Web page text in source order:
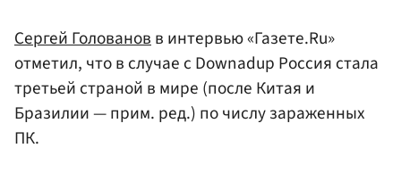
Сергей Головановв интервью «Газете.Ru»
отметил, что в случае с Downadup Россия стала
третьей страной в мире (после Китая и
Бразилии — прим. ред.) по числу зараженных
ПК.